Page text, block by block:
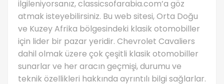
ilgileniyorsanız, classicsofarabia.com’a göz
atmak isteyebilirsiniz. Bu web sitesi, Orta Doğu
ve Kuzey Afrika bölgesindeki klasik otomobiller
için lider bir pazar yeridir. Chevrolet Cavaliers
dahil olmak üzere çok çeşitli klasik otomobiller
sunarlar ve her aracın geçmişi, durumu ve
teknik özellikleri hakkında ayrıntılı bilgi sağlarlar.